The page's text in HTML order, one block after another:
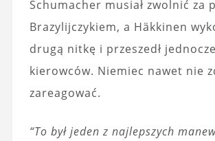
Schumacher musiał zwolnić za
Brazylijczykiem, a Häkkinen
drugą nitkę i przeszedł
kierowców. Niemiec nawet nie
zareagować.
“To był jeden z najlepszych